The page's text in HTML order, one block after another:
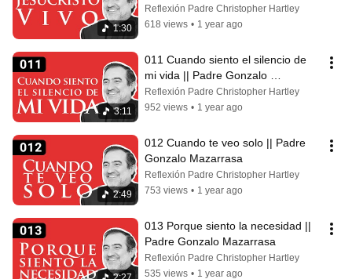
1:30
Reflexión Padre Christopher Hartley
618 views • 1 year ago
3:11
011 Cuando siento el silencio de
mi vida || Padre Gonzalo
Mazarrasa
Reflexión Padre Christopher Hartley
952 views • 1 year ago
2:49
012 Cuando te veo solo || Padre
Gonzalo Mazarrasa
Reflexión Padre Christopher Hartley
753 views • 1 year ago
013 Porque siento la necesidad ||
Padre Gonzalo Mazarrasa
Reflexión Padre Christopher Hartley
535 views • 1 year ago